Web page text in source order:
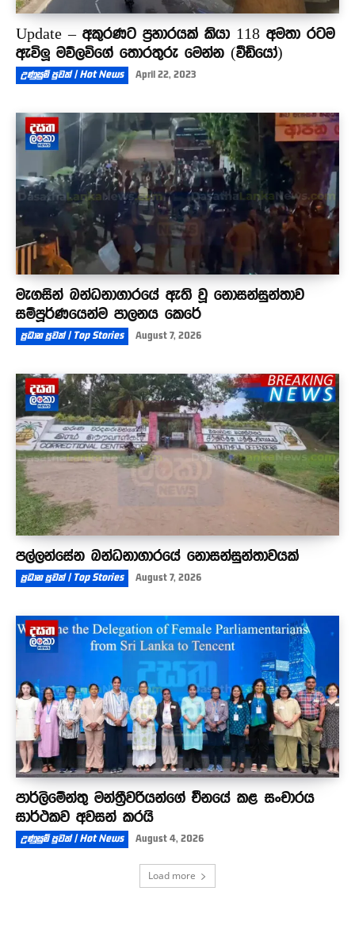
Update – අකුරණට ප්‍රහාරයක් කියා 118 අමතා රටම
ඇවිලූ මව්ලවිගේ තොරතුරු මෙන්න (වීඩියෝ)
උණුසුම් පුවත් | Hot News April 22, 2023
මැගසින් බන්ධනාගාරයේ ඇති වූ නොසන්සුන්තාව
සම්පූර්ණයෙන්ම පාලනය කෙරේ
ප්‍රධාන පුවත් | Top Stories August 7, 2026
පල්ලන්සේන බන්ධනාගාරයේ නොසන්සුන්තාවයක්
ප්‍රධාන පුවත් | Top Stories August 7, 2026
පාර්ලිමේන්තු මන්ත්‍රීවරියන්ගේ චීනයේ කළ සංචාරය
සාර්ථකව අවසන් කරයි
උණුසුම් පුවත් | Hot News August 4, 2026
Load more